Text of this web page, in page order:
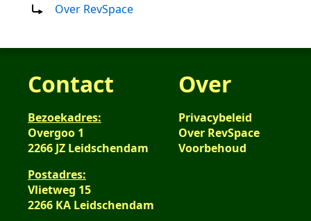
Over RevSpace
Contact
Bezoekadres:
Overgoo 1
2266 JZ Leidschendam
Postadres:
Vlietweg 15
2266 KA Leidschendam
Over
Privacybeleid
Over RevSpace
Voorbehoud